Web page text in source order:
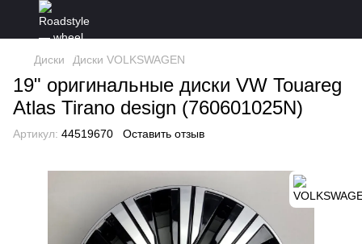
Диски Диски VOLKSWAGEN
19" оригинальные диски VW Touareg
Atlas Tirano design (760601025N)
Артикул: 44519670 Оставить отзыв